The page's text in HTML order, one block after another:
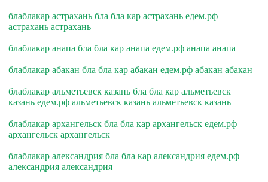
блаблакар астрахань бла бла кар астрахань едем.рф
астрахань астрахань
блаблакар анапа бла бла кар анапа едем.рф анапа анапа
блаблакар абакан бла бла кар абакан едем.рф абакан абакан
блаблакар альметьевск казань бла бла кар альметьевск
казань едем.рф альметьевск казань альметьевск казань
блаблакар архангельск бла бла кар архангельск едем.рф
архангельск архангельск
блаблакар александрия бла бла кар александрия едем.рф
александрия александрия